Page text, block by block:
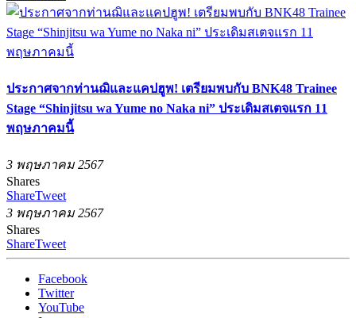
ประกาศจากท่านฌิและแคปฮูพ! เตรียมพบกับ BNK48 Trainee
Stage “Shinjitsu wa Yume no Naka ni” ประเดิมสเตจแรก 11
พฤษภาคมนี้
3 พฤษภาคม 2567
Shares
ShareTweet
3 พฤษภาคม 2567
Shares
ShareTweet
Facebook
Twitter
YouTube